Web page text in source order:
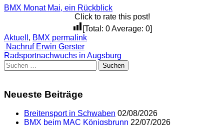
BMX Monat Mai, ein Rückblick
Click to rate this post!
[Total: 0Average: 0]
Aktuell , BMX permalink
Post
navigation
Nachruf Erwin Gerster
Radsportnachwuchs in Augsburg
Suchen
nach:
Neueste Beiträge
Breitensport in Schwaben 02/08/2026
BMX beim MAC Königsbrunn 22/07/2026